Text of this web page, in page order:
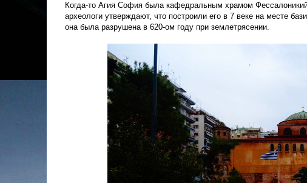
Когда-то Агия София была кафедральным храмом
археологи утверждают, что построили его в 7 веке на месте
она была разрушена в 620-ом году при землетрясении.